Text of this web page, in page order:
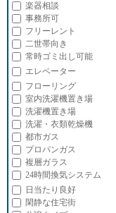
楽器相談
事務所可
フリーレント
二世帯向き
常時ゴミ出し可能
エレベーター
フローリング
室内洗濯機置き場
洗濯機置き場
洗濯・衣類乾燥機
都市ガス
プロパンガス
複層ガラス
24時間換気システム
日当たり良好
閑静な住宅街